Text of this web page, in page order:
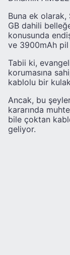
Buna ek olarak,
GB dahili
konusunda
ve 3900mAh pil
Tabii ki,
korumasına
kablolu bir
Ancak, bu
kararında
bile çoktan
geliyor.